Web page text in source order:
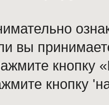
вы
кнопку
кнопку